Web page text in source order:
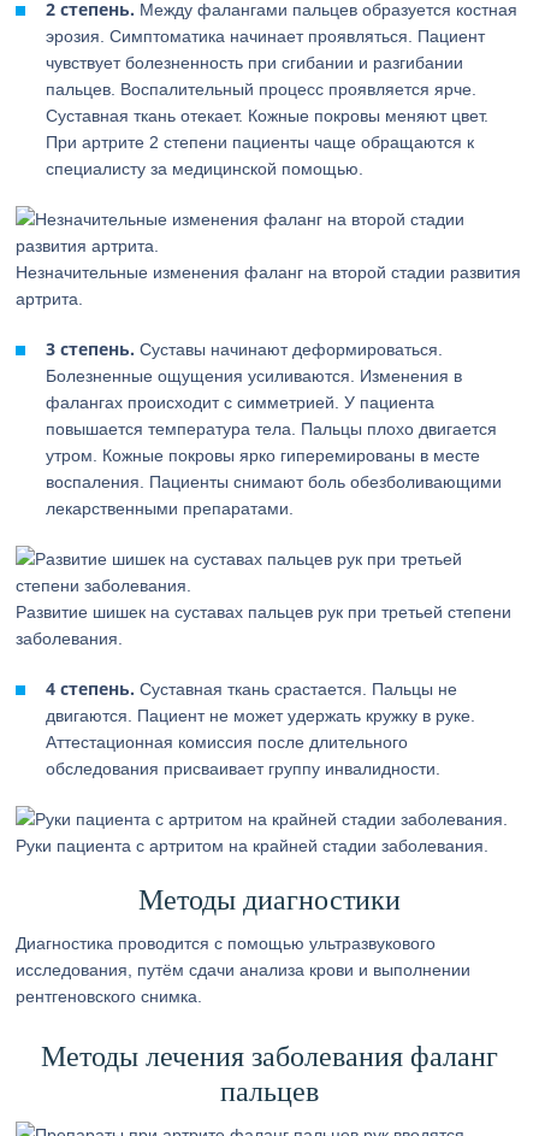
2 степень. Между фалангами пальцев образуется костная
эрозия. Симптоматика начинает проявляться. Пациент
чувствует болезненность при сгибании и разгибании
пальцев. Воспалительный процесс проявляется ярче.
Суставная ткань отекает. Кожные покровы меняют цвет.
При артрите 2 степени пациенты чаще обращаются к
специалисту за медицинской помощью.
Незначительные изменения фаланг на второй стадии развития
артрита.
3 степень. Суставы начинают деформироваться.
Болезненные ощущения усиливаются. Изменения в
фалангах происходит с симметрией. У пациента
повышается температура тела. Пальцы плохо двигается
утром. Кожные покровы ярко гиперемированы в месте
воспаления. Пациенты снимают боль обезболивающими
лекарственными препаратами.
Развитие шишек на суставах пальцев рук при третьей степени
заболевания.
4 степень. Суставная ткань срастается. Пальцы не
двигаются. Пациент не может удержать кружку в руке.
Аттестационная комиссия после длительного
обследования присваивает группу инвалидности.
Руки пациента с артритом на крайней стадии заболевания.
Методы диагностики
Диагностика проводится с помощью ультразвукового
исследования, путём сдачи анализа крови и выполнении
рентгеновского снимка.
Методы лечения заболевания фаланг
пальцев